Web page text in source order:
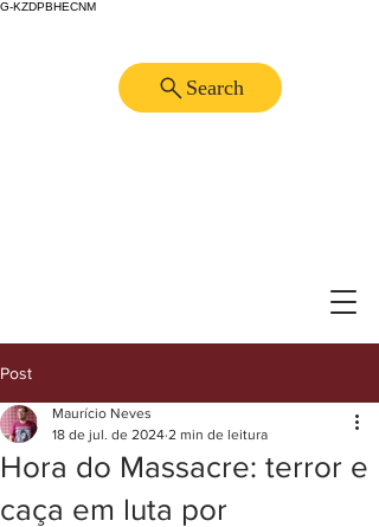
G-KZDPBHECNM
Search
Post
Hora do Massacre: terror e
caça em luta por
Maurício Neves
18 de jul. de 2024 2 min de leitura